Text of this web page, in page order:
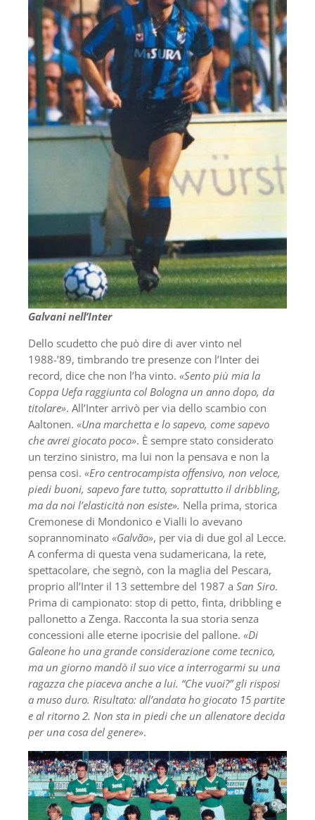
Galvani nell’Inter
Dello scudetto che può dire di aver vinto nel
1988-’89, timbrando tre presenze con l’Inter dei
record, dice che non l’ha vinto. «Sento più mia la
Coppa Uefa raggiunta col Bologna un anno dopo, da
titolare». All’Inter arrivò per via dello scambio con
Aaltonen. «Una marchetta e lo sapevo, come sapevo
che avrei giocato poco». È sempre stato considerato
un terzino sinistro, ma lui non la pensava e non la
pensa cosi. «Ero centrocampista offensivo, non veloce,
piedi buoni, sapevo fare tutto, soprattutto il dribbling,
ma da noi l’elasticità non esiste». Nella prima, storica
Cremonese di Mondonico e Vialli lo avevano
soprannominato «Galvão», per via di due gol al Lecce.
A conferma di questa vena sudamericana, la rete,
spettacolare, che segnò, con la maglia del Pescara,
proprio all’Inter il 13 settembre del 1987 a San Siro.
Prima di campionato: stop di petto, finta, dribbling e
pallonetto a Zenga. Racconta la sua storia senza
concessioni alle eterne ipocrisie del pallone. «Di
Galeone ho una grande considerazione come tecnico,
ma un giorno mandò il suo vice a interrogarmi su una
ragazza che piaceva anche a lui. “Che vuoi?” gli risposi
a muso duro. Risultato: all’andata ho giocato 15 partite
e al ritorno 2. Non sta in piedi che un allenatore decida
per una cosa del genere».